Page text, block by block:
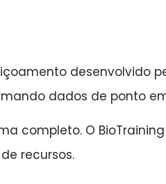
desenvolvido
dados de ponto
completo. O
recursos.